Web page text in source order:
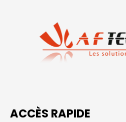
ACCÈS RAPIDE